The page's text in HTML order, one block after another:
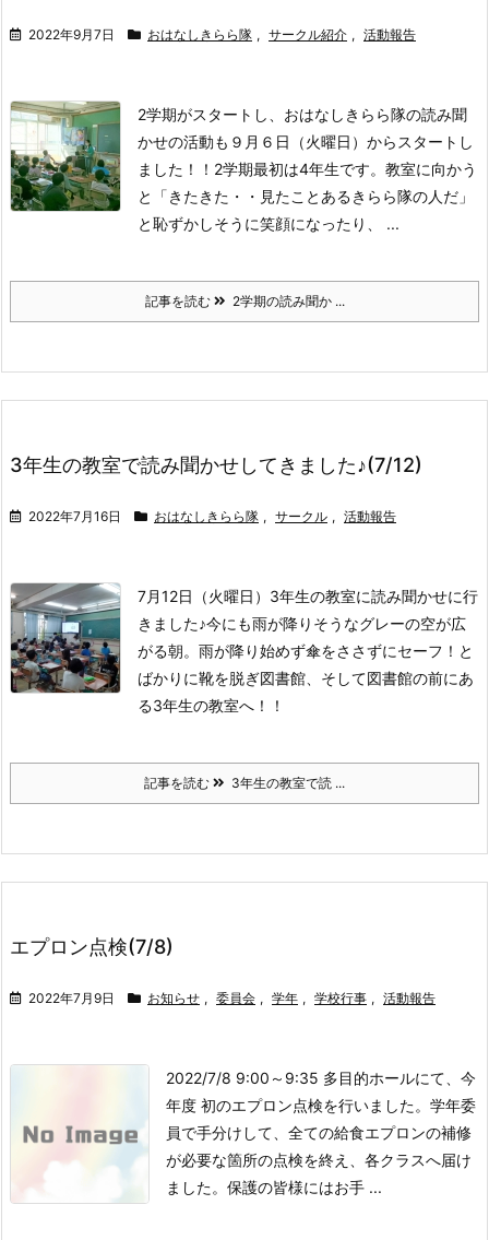
2022年9月7日 おはなしきらら隊 , サークル紹介 , 活動報告
2学期がスタートし、おはなしきらら隊の読み聞
かせの活動も９月６日（火曜日）からスタートし
ました！！ 2学期最初は4年生です。 教室に向かう
と「きたきた・・見たことあるきらら隊の人だ」
と恥ずかしそうに笑顔になったり、 ...
記事を読む 2学期の読み聞か ...
3年生の教室で読み聞かせしてきました♪(7/12)
2022年7月16日 おはなしきらら隊 , サークル , 活動報告
7月12日（火曜日）3年生の教室に読み聞かせに行
きました♪今にも雨が降りそうなグレーの空が広
がる朝。 雨が降り始めず傘をささずにセーフ！と
ばかりに靴を脱ぎ図書館、そして図書館の前にあ
る3年生の教室へ！！
記事を読む 3年生の教室で読 ...
エプロン点検(7/8)
2022年7月9日 お知らせ , 委員会 , 学年 , 学校行事 , 活動報告
2022/7/8 9:00～9:35 多目的ホールにて、今
年度 初のエプロン点検を行いました。 学年委
員で手分けして、全ての給食エプロンの補修
が必要な箇所の点検を終え、各クラスへ届け
ました。 保護の皆様にはお手 ...